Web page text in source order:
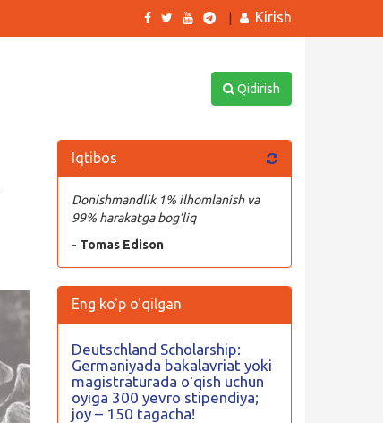
Kirish
Qidirish
Iqtibos
Donishmandlik 1% ilhomlanish va
99% harakatga bog’liq
- Tomas Edison
Eng ko'p o'qilgan
Deutschland Scholarship:
Germaniyada bakalavriat yoki
magistraturada oʻqish uchun
oyiga 300 yevro stipendiya;
joy – 150 tagacha!